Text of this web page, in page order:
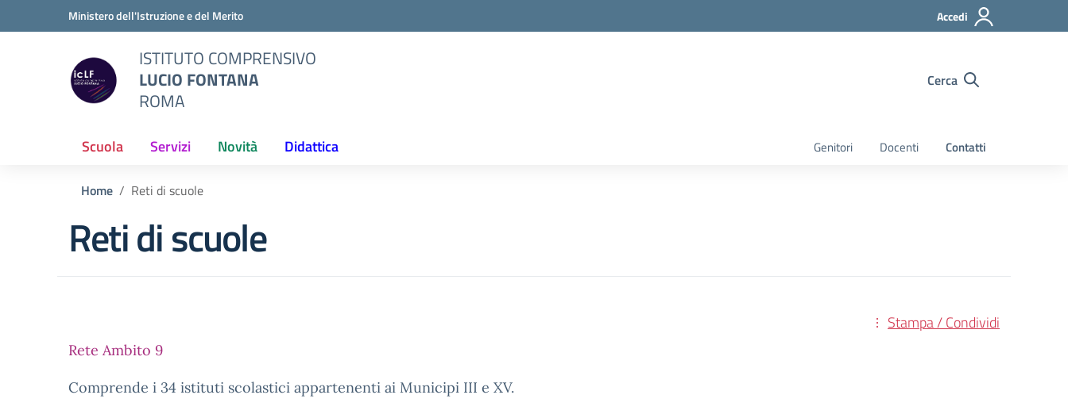
Vai ai contenuti
Vai al menu di navigazioneMinistero dell'Istruzione e del Merito Accedi
ISTITUTO COMPRENSIVO
LUCIO FONTANA
ROMA
Cerca
Scuola Servizi Novità Didattica Genitori Docenti Contatti
Home Reti di scuole
Reti di scuole
Stampa / Condividi
Rete Ambito 9
Comprende i 34 istituti scolastici appartenenti ai Municipi III e XV.